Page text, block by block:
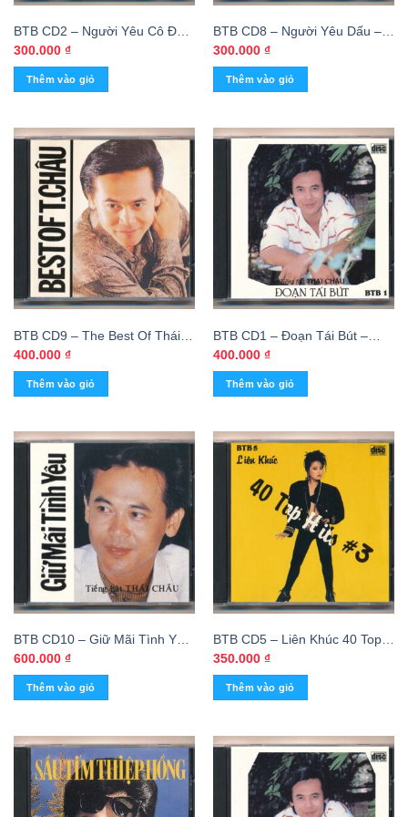
BTB CD2 – Người Yêu Cô Đơn
– Thái Châu (Phôi Số) KGTUS
300.000 ₫
Thêm vào giỏ
BTB CD8 – Người Yêu Dấu –
Thái Châu (CDV) KGTUS
300.000 ₫
Thêm vào giỏ
BTB CD9 – The Best Of Thái
Châu (DADR) KGTUS
400.000 ₫
Thêm vào giỏ
BTB CD1 – Đoạn Tái Bút –
Thái Châu (DADR) KGTUS
400.000 ₫
Thêm vào giỏ
BTB CD10 – Giữ Mãi Tình Yêu
– Thái Châu (Prodisc) KGTUS
600.000 ₫
Thêm vào giỏ
BTB CD5 – Liên Khúc 40 Top
Hits #3 (Nimbus) KGTUS
350.000 ₫
Thêm vào giỏ